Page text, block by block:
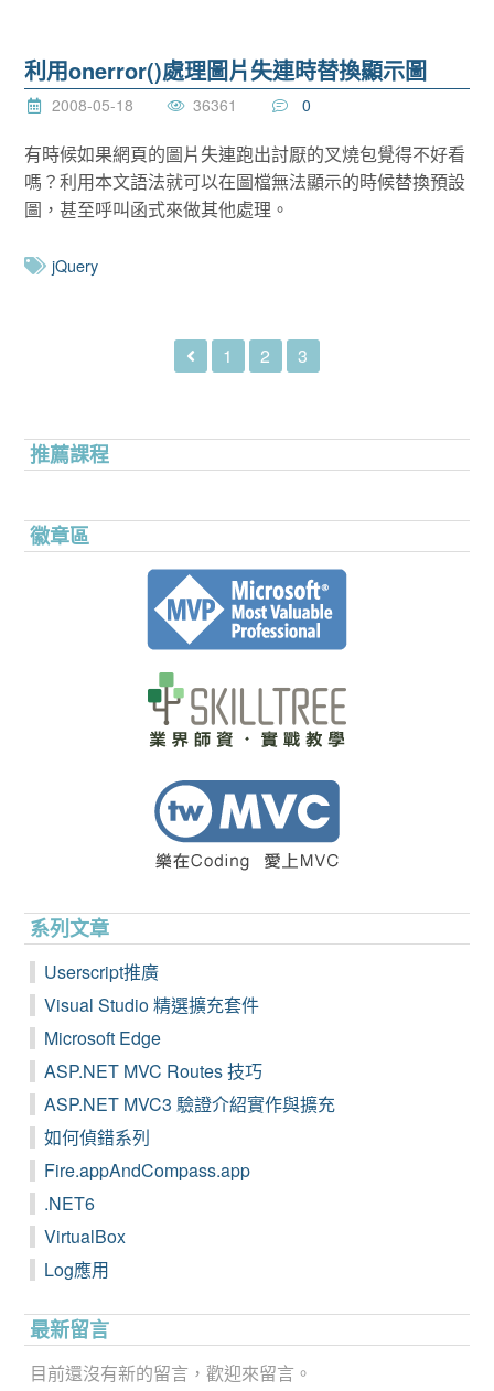
利用onerror()處理圖片失連時替換顯示圖
2008-05-18 36361 0
有時候如果網頁的圖片失連跑出討厭的叉燒包覺得不好看
嗎？利用本文語法就可以在圖檔無法顯示的時候替換預設
圖，甚至呼叫函式來做其他處理。
jQuery
1 2 3
推薦課程
徽章區
系列文章
Userscript推廣
Visual Studio 精選擴充套件
Microsoft Edge
ASP.NET MVC Routes 技巧
ASP.NET MVC3 驗證介紹實作與擴充
如何偵錯系列
Fire.appAndCompass.app
.NET6
VirtualBox
Log應用
最新留言
目前還沒有新的留言，歡迎來留言。